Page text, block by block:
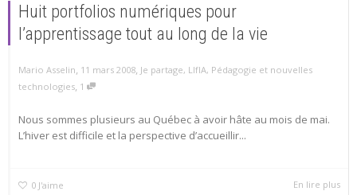
Huit portfolios numériques pour
l’apprentissage tout au long de la vie
Mario Asselin 11 mars 2008 Je partage, LIfIA, Pédagogie et nouvelles
technologies 1
Nous sommes plusieurs au Québec à avoir hâte au mois de mai.
L’hiver est difficile et la perspective d’accueillir...
0 J'aime En lire plus